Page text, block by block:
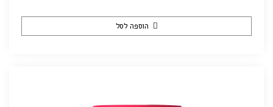
הוספה לסל